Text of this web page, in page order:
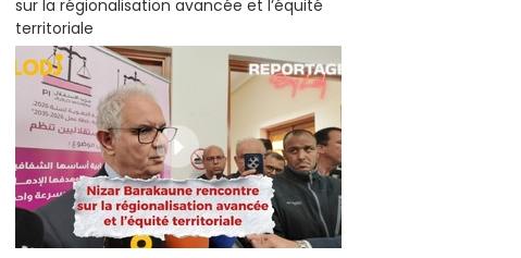
sur la régionalisation avancée et l’équité
territoriale